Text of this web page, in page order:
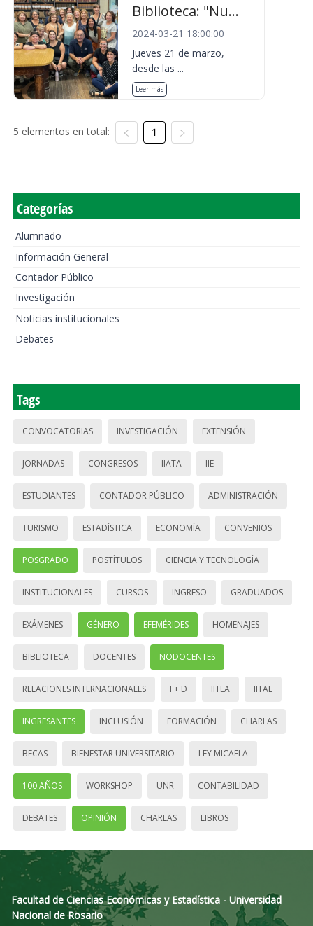
Biblioteca: "Nu...
2024-03-21 18:00:00
Jueves 21 de marzo,
desde las ...
Leer más
5 elementos en total: 1
Categorías
Alumnado
Información General
Contador Público
Investigación
Noticias institucionales
Debates
Tags
CONVOCATORIAS INVESTIGACIÓN EXTENSIÓN
JORNADAS CONGRESOS IIATA IIE
ESTUDIANTES CONTADOR PÚBLICO ADMINISTRACIÓN
TURISMO ESTADÍSTICA ECONOMÍA CONVENIOS
POSGRADO POSTÍTULOS CIENCIA Y TECNOLOGÍA
INSTITUCIONALES CURSOS INGRESO GRADUADOS
EXÁMENES GÉNERO EFEMÉRIDES HOMENAJES
BIBLIOTECA DOCENTES NODOCENTES
RELACIONES INTERNACIONALES I + D IITEA IITAE
INGRESANTES INCLUSIÓN FORMACIÓN CHARLAS
BECAS BIENESTAR UNIVERSITARIO LEY MICAELA
100 AÑOS WORKSHOP UNR CONTABILIDAD
DEBATES OPINIÓN CHARLAS LIBROS
Facultad de Ciencias Económicas y Estadística - Universidad
Nacional de Rosario